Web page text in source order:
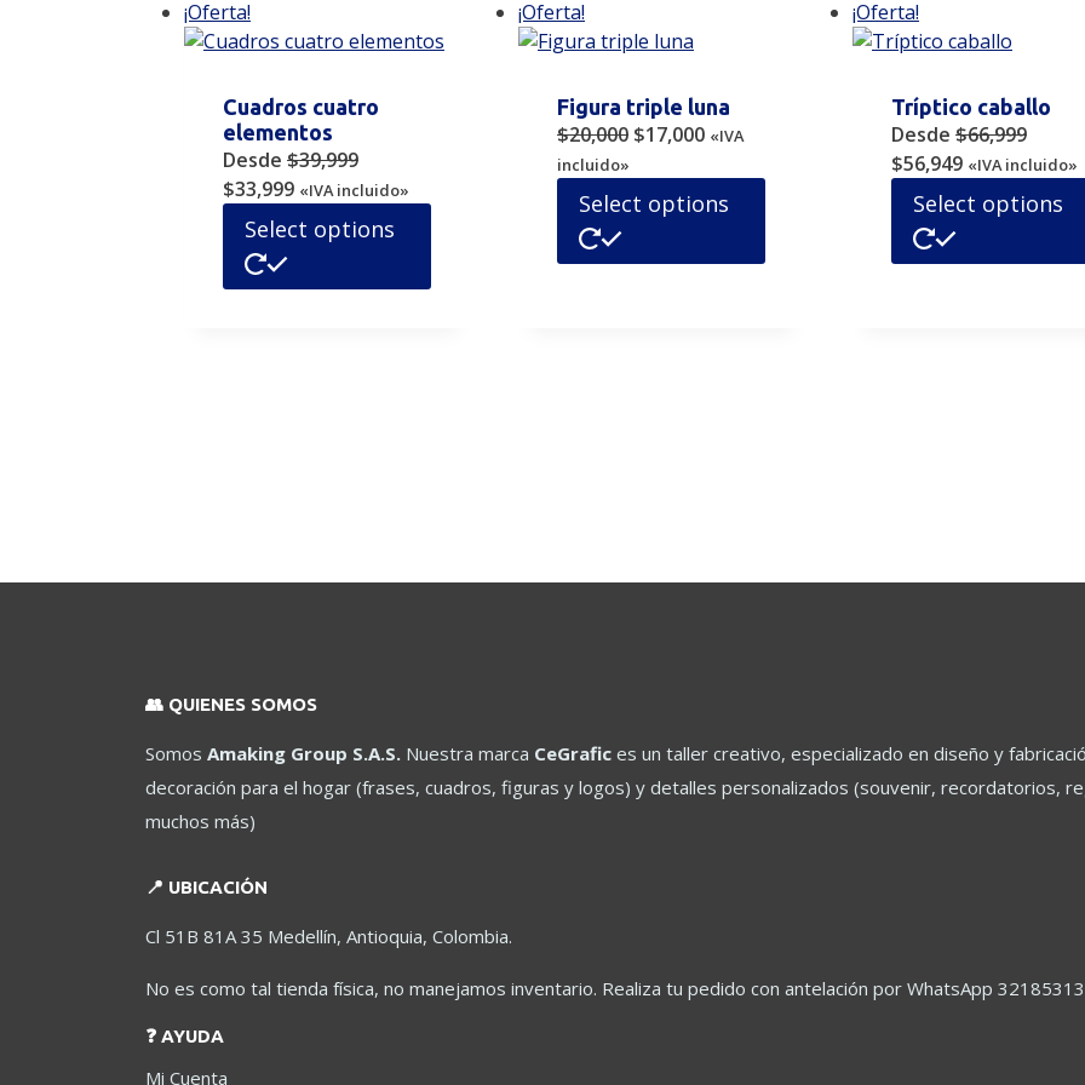
¡Oferta!
Cuadros cuatro
elementos
Desde $39,999
Original
price
was:
$39,999.
$33,999Current
price
is:
«IVA incluido»
Select options
¡Oferta!
Figura triple luna
$20,000 Original
was:
$20,000.
$17,000Current
$17,000.
«IVA
incluido»
Select options
¡Oferta!
Tríptico caballo
Desde $66,999
Original
price
was:
$66,999.
$56,949Current
price
is:
«IVA incluido»
Select options
👥 QUIENES SOMOS
Somos Amaking Group S.A.S. Nuestra marca CeGrafic es un taller creativo, especializado en diseño y
decoración para el hogar (frases, cuadros, figuras y logos) y detalles personalizados (souvenir, recordatorios,
muchos más)
📍 UBICACIÓN
Cl 51B 81A 35 Medellín, Antioquia, Colombia.
No es como tal tienda física, no manejamos inventario. Realiza tu pedido con antelación por WhatsApp
❓ AYUDA
Mi Cuenta